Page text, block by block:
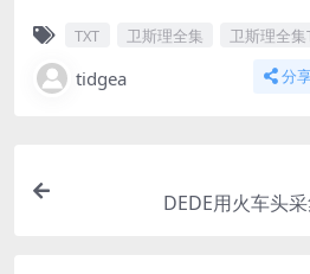
TXT 卫斯理全集 卫斯理全集
tidgea 分
DEDE用火车头